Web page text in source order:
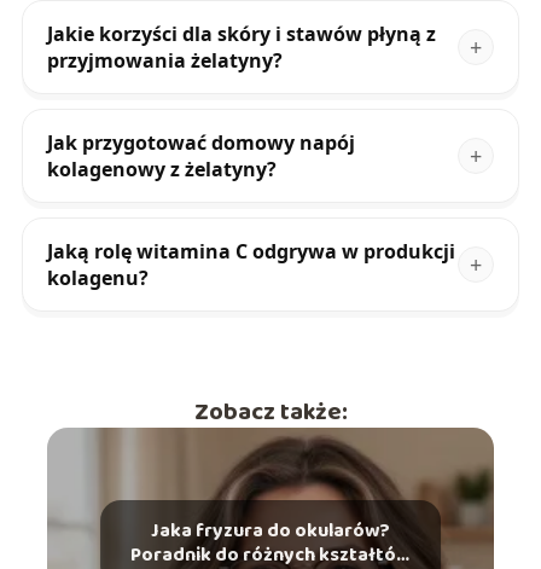
Jakie korzyści dla skóry i stawów płyną z
przyjmowania żelatyny?
Jak przygotować domowy napój
kolagenowy z żelatyny?
Jaką rolę witamina C odgrywa w produkcji
kolagenu?
Zobacz także:
Jaka fryzura do okularów?
Poradnik do różnych kształtów